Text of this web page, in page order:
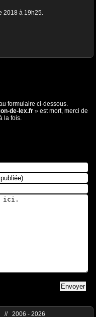
2018 à 19h25.
formulaire ci-dessous.
de-lex.fr » est mort, merci de
la fois.
// 2006 - 2026